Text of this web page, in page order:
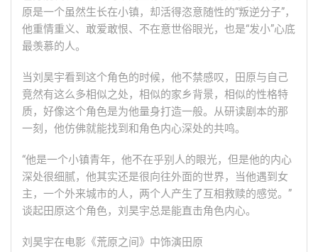
原是一个虽然生长在小镇，却活得恣意随性的“叛逆分子”，
他重情重义、敢爱敢恨、不在意世俗眼光，也是“发小”心底
最羡慕的人。
当刘昊宇看到这个角色的时候，他不禁感叹，田原与自己
竟然有这么多相似之处，相似的家乡背景，相似的性格特
质，好像这个角色是为他量身打造一般。从研读剧本的那
一刻，他仿佛就能找到和角色内心深处的共鸣。
“他是一个小镇青年，他不在乎别人的眼光，但是他的内心
深处很细腻，他其实还是很向往外面的世界，当他遇到女
主，一个外来城市的人，两个人产生了互相救赎的感觉。”
谈起田原这个角色，刘昊宇总是能直击角色内心。
刘昊宇在电影《荒原之间》中饰演田原